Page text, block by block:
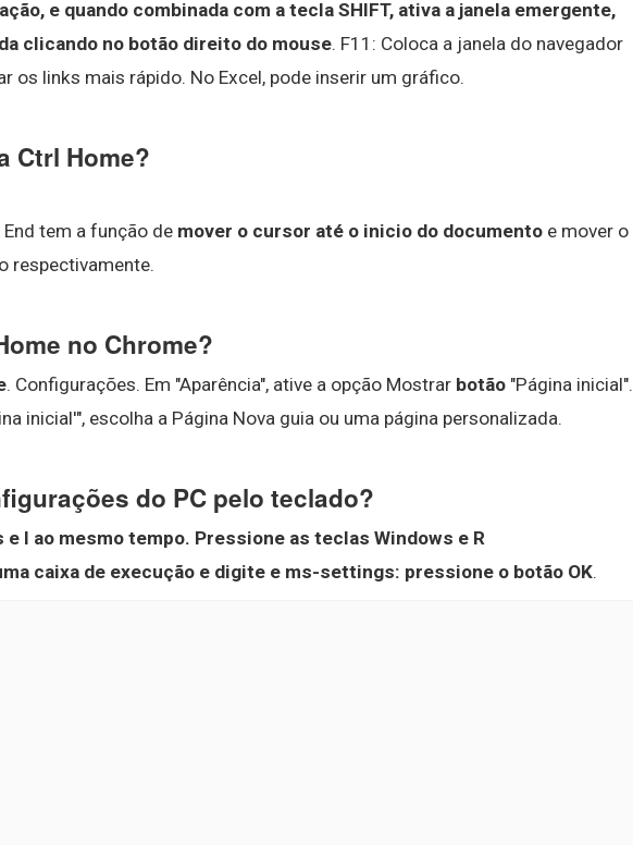
e quando combinada com a tecla SHIFT, ativa a janela emergente,
clicando no botão direito do mouse. F11: Coloca a janela do navegador
os links mais rápido. No Excel, pode inserir um gráfico.
Ctrl Home?
tem a função de mover o cursor até o inicio do documento e mover o
respectivamente.
no Chrome?
. Configurações. Em "Aparência", ative a opção Mostrar botão "Página inicial".
inicial'", escolha a Página Nova guia ou uma página personalizada.
do PC pelo teclado?
I ao mesmo tempo. Pressione as teclas Windows e R
caixa de execução e digite e ms-settings: pressione o botão OK.